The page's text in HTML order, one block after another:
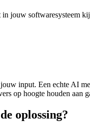
jouw softwaresysteem
input. Een echte AI
op hoogte houden aan
oplossing?